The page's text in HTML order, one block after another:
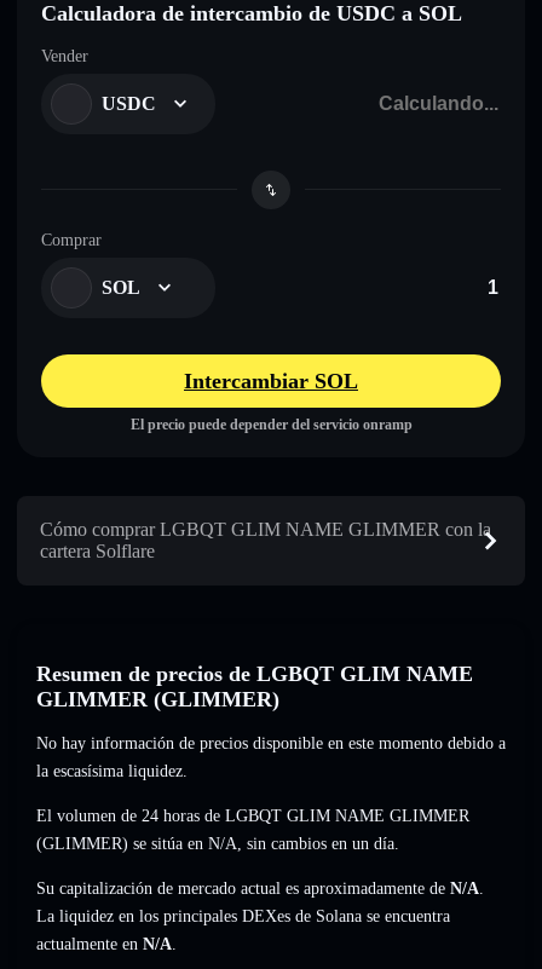
Calculadora de intercambio de USDC a SOL
Vender
USDC
Comprar
SOL
Intercambiar SOL
El precio puede depender del servicio onramp
Cómo comprar LGBQT GLIM NAME GLIMMER con la
cartera Solflare
Resumen de precios de LGBQT GLIM NAME
GLIMMER (GLIMMER)
No hay información de precios disponible en este momento debido a
la escasísima liquidez.
El volumen de 24 horas de LGBQT GLIM NAME GLIMMER
(GLIMMER) se sitúa en N/A, sin cambios en un día.
Su capitalización de mercado actual es aproximadamente de N/A.
La liquidez en los principales DEXes de Solana se encuentra
actualmente en N/A.